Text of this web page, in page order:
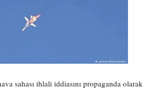
sahası ihlali iddiasını propaganda olarak